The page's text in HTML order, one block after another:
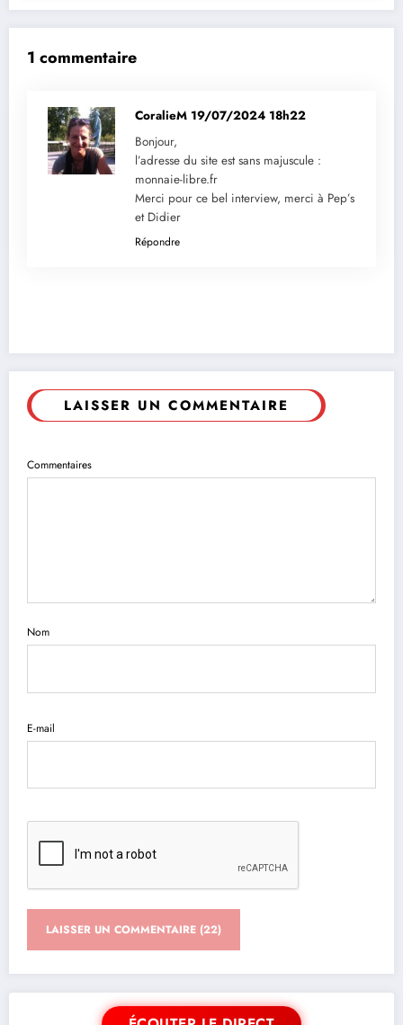
1 commentaire
CoralieM 19/07/2024 18h22
Bonjour,
l’adresse du site est sans majuscule :
monnaie-libre.fr
Merci pour ce bel interview, merci à Pep’s
et Didier
Répondre
LAISSER UN COMMENTAIRE
Commentaires
Nom
E-mail